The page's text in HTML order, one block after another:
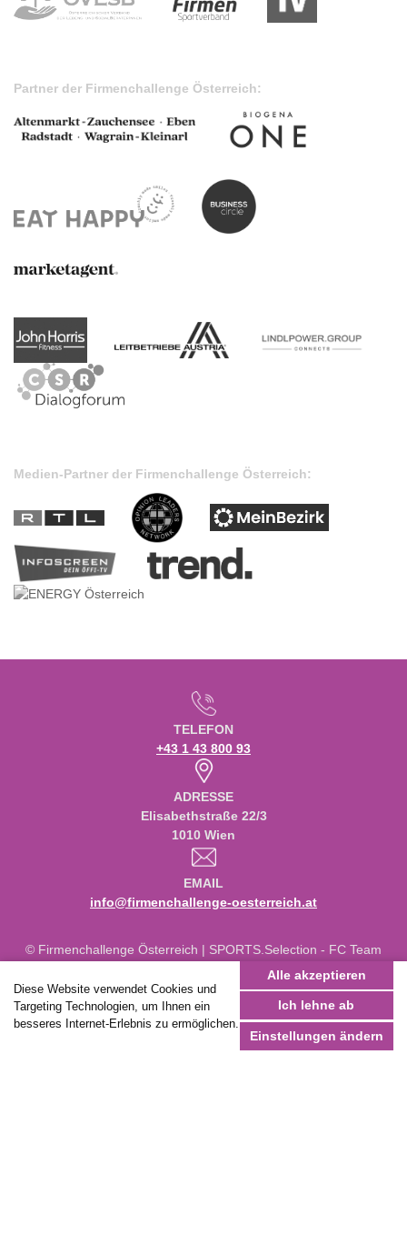
Diese Website verwendet Cookies und
Targeting Technologien, um Ihnen ein
besseres Internet-Erlebnis zu ermöglichen.
Alle akzeptieren
Ich lehne ab
Einstellungen ändern
Partner der Firmenchallenge Österreich:
Medien-Partner der Firmenchallenge Österreich:
TELEFON
+43 1 43 800 93
ADRESSE
Elisabethstraße 22/3
1010 Wien
EMAIL
info@firmenchallenge-oesterreich.at
© Firmenchallenge Österreich | SPORTS.Selection - FC Team
Impressum,Datenschutz,Fotocredit
website bybestHeads